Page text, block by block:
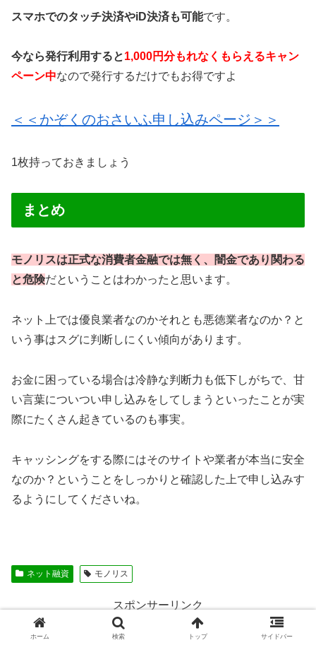
スマホでのタッチ決済やiD決済も可能です。
今なら発行利用すると1,000円分もれなくもらえるキャン
ペーン中なので発行するだけでもお得ですよ
＜＜かぞくのおさいふ申し込みページ＞＞
1枚持っておきましょう
まとめ
モノリスは正式な消費者金融では無く、闇金であり関わる
と危険だということはわかったと思います。
ネット上では優良業者なのかそれとも悪徳業者なのか？と
いう事はスグに判断しにくい傾向があります。
お金に困っている場合は冷静な判断力も低下しがちで、甘
い言葉についつい申し込みをしてしまうといったことが実
際にたくさん起きているのも事実。
キャッシングをする際にはそのサイトや業者が本当に安全
なのか？ということをしっかりと確認した上で申し込みす
るようにしてくださいね。
ネット融資 モノリス
スポンサーリンク
ホーム 検索 トップ サイドバー